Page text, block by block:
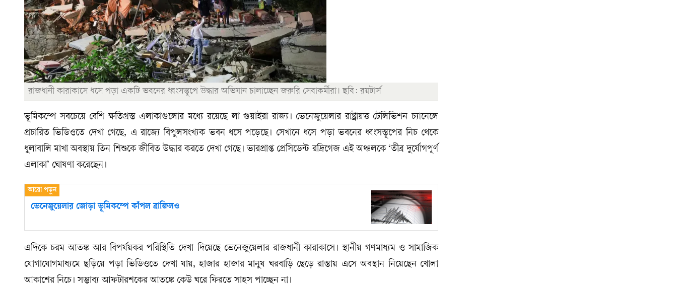
রাজধানী কারাকাসে ধসে পড়া একটি ভবনের ধ্বংসস্তূপে উদ্ধার অভিযান চালাচ্ছেন জরুরি সেবাকর্মীরা। ছবি: রয়টার্স
ভূমিকম্পে সবচেয়ে বেশি ক্ষতিগ্রস্ত এলাকাগুলোর মধ্যে রয়েছে লা গুয়াইরা রাজ্য। ভেনেজুয়েলার রাষ্ট্রায়ত্ত টেলিভিশন চ্যানেলে
প্রচারিত ভিডিওতে দেখা গেছে, এ রাজ্যে বিপুলসংখ্যক ভবন ধসে পড়েছে। সেখানে ধসে পড়া ভবনের ধ্বংসস্তূপের নিচ থেকে
ধুলাবালি মাখা অবস্থায় তিন শিশুকে জীবিত উদ্ধার করতে দেখা গেছে। ভারপ্রাপ্ত প্রেসিডেন্ট রদ্রিগেজ এই অঞ্চলকে ‘তীব্র দুর্যোগপূর্ণ
এলাকা’ ঘোষণা করেছেন।
ভেনেজুয়েলার জোড়া ভূমিকম্পে কাঁপল ব্রাজিলও
এদিকে চরম আতঙ্ক আর বিপর্যয়কর পরিস্থিতি দেখা দিয়েছে ভেনেজুয়েলার রাজধানী কারাকাসে। স্থানীয় গণমাধ্যম ও সামাজিক
যোগাযোগমাধ্যমে ছড়িয়ে পড়া ভিডিওতে দেখা যায়, হাজার হাজার মানুষ ঘরবাড়ি ছেড়ে রাস্তায় এসে অবস্থান নিয়েছেন খোলা
আকাশের নিচে। সম্ভাব্য আফটারশকের আতঙ্কে কেউ ঘরে ফিরতে সাহস পাচ্ছেন না।